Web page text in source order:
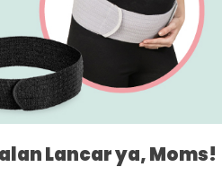
Lancar ya, Moms!